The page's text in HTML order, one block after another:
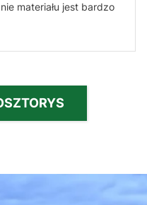
materiału jest bardzo